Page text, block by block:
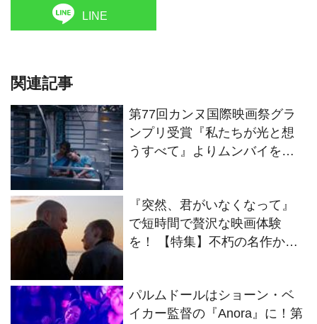
LINE
関連記事
第77回カンヌ国際映画祭グラ
ンプリ受賞『私たちが光と想
うすべて』よりムンバイを美
到着！
『突然、君がいなくなって』
で短時間で贅沢な映画体験
を！ 【特集】不朽の名作から
パルムドールはショーン・ベ
イカー監督の『Anora』に！第